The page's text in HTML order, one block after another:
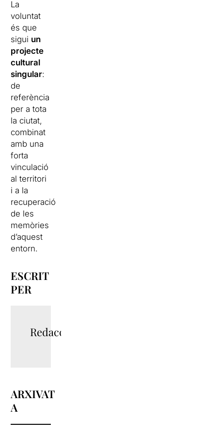
La
voluntat
és que
sigui un
projecte
cultural
singular:
de
referència
per a tota
la ciutat,
combinat
amb una
forta
vinculació
al territori
i a la
recuperació
de les
memòries
d’aquest
entorn.
ESCRIT
PER
Redacció
ARXIVAT
A